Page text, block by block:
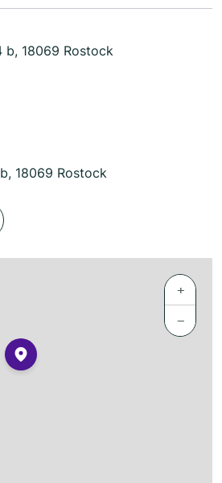
b, 18069 Rostock
18069 Rostock
+
−